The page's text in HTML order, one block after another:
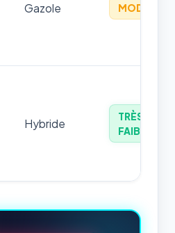
Gazole MODÉRÉ
Hybride
TRÈS
FAIBLE